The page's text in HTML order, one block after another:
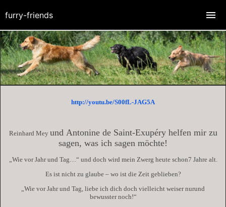
http://youtu.be/S00fL-JAG5A
Reinhard Mey und Antonine de Saint-Exupéry helfen mir zu
sagen, was ich sagen möchte!
„Wie vor Jahr und Tag…“ und doch wird mein Zwerg heute schon7 Jahre alt.
Es ist nicht zu glaube – wo ist die Zeit geblieben?
„Wie vor Jahr und Tag, liebe ich dich doch vielleicht weiser nurund
bewusster noch!“
furry-friends